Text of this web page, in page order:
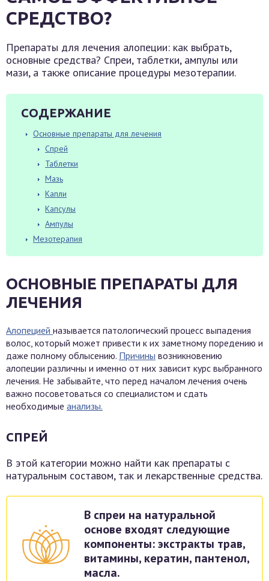
СРЕДСТВО?
Препараты для лечения алопеции: как выбрать,
основные средства? Спреи, таблетки, ампулы или
мази, а также описание процедуры мезотерапии.
СОДЕРЖАНИЕ
Основные препараты для лечения
Спрей
Таблетки
Мазь
Капли
Капсулы
Ампулы
Мезотерапия
ОСНОВНЫЕ ПРЕПАРАТЫ ДЛЯ
ЛЕЧЕНИЯ
Алопецией называется патологический процесс выпадения
волос, который может привести к их заметному поредению и
даже полному облысению. Причины возникновению
алопеции различны и именно от них зависит курс выбранного
лечения. Не забывайте, что перед началом лечения очень
важно посоветоваться со специалистом и сдать
необходимые анализы.
СПРЕЙ
В этой категории можно найти как препараты с
натуральным составом, так и лекарственные средства.
В спреи на натуральной
основе входят следующие
компоненты: экстракты трав,
витамины, кератин, пантенол,
масла.